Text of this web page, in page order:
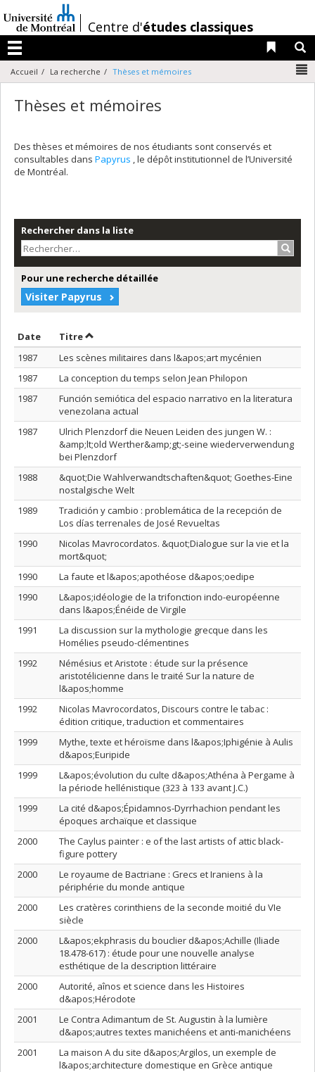
au
contenu
/
Centre d'études classiques
Menu
Liens
Accueil La recherche Thèses et mémoires
Thèses et mémoires
Des thèses et mémoires de nos étudiants sont conservés et
consultables dans Papyrus , le dépôt institutionnel de l’Université
de Montréal.
Rechercher dans la liste
Pour une recherche détaillée
Visiter Papyrus
Date Trier par date en ordre décroissant
TitreTrier par titre en ordre décroissant
1987
Les scènes militaires dans l&apos;art mycénien
1987
La conception du temps selon Jean Philopon
1987
Función semiótica del espacio narrativo en la literatura
venezolana actual
1987
Ulrich Plenzdorf die Neuen Leiden des jungen W. :
&amp;lt;old Werther&amp;gt;-seine wiederverwendung
bei Plenzdorf
1988
&quot;Die Wahlverwandtschaften&quot; Goethes-Eine
nostalgische Welt
1989
Tradición y cambio : problemática de la recepción de
Los días terrenales de José Revueltas
1990
Nicolas Mavrocordatos. &quot;Dialogue sur la vie et la
mort&quot;
1990
La faute et l&apos;apothéose d&apos;oedipe
1990
L&apos;idéologie de la trifonction indo-européenne
dans l&apos;Énéide de Virgile
1991
La discussion sur la mythologie grecque dans les
Homélies pseudo-clémentines
1992
Némésius et Aristote : étude sur la présence
aristotélicienne dans le traité Sur la nature de
l&apos;homme
1992
Nicolas Mavrocordatos, Discours contre le tabac :
édition critique, traduction et commentaires
1999
Mythe, texte et héroïsme dans l&apos;Iphigénie à Aulis
d&apos;Euripide
1999
L&apos;évolution du culte d&apos;Athéna à Pergame à
la période hellénistique (323 à 133 avant J.C.)
1999
La cité d&apos;Épidamnos-Dyrrhachion pendant les
époques archaïque et classique
2000
The Caylus painter : e of the last artists of attic black-
figure pottery
2000
Le royaume de Bactriane : Grecs et Iraniens à la
périphérie du monde antique
2000
Les cratères corinthiens de la seconde moitié du VIe
siècle
2000
L&apos;ekphrasis du bouclier d&apos;Achille (Iliade
18.478-617) : étude pour une nouvelle analyse
esthétique de la description littéraire
2000
Autorité, aînos et science dans les Histoires
d&apos;Hérodote
2001
Le Contra Adimantum de St. Augustin à la lumière
d&apos;autres textes manichéens et anti-manichéens
2001
La maison A du site d&apos;Argilos, un exemple de
l&apos;architecture domestique en Grèce antique